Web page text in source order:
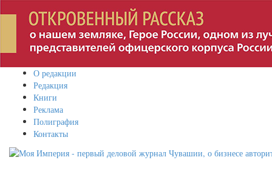
О редакции
Редакция
Книги
Реклама
Полиграфия
Контакты